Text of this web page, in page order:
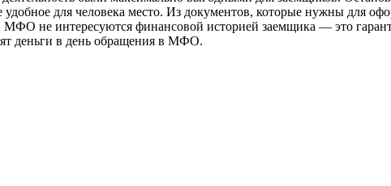
для человека место. Из документов, которые нужны для
не интересуются финансовой историей заемщика — это
деньги в день обращения в МФО.